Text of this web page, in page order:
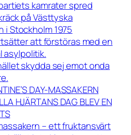
kamrater spred
på Västtyska
i Stockholm 1975
att förstöras med en
asylpolitik.
skydda sej emot onda
DAY-MASSAKERN
HJÄRTANS DAG BLEV EN
– ett fruktansvärt